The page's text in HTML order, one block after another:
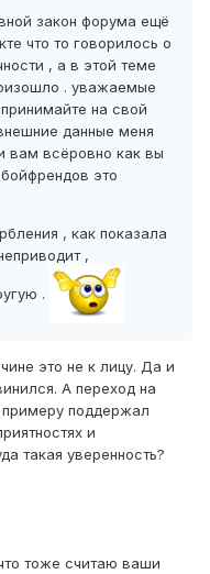
закон форума ещё
что то говорилось о
, а в этой теме
. уважаемые
на свой
данные меня
вам всёровно как вы
это
, как показала
,
.
это не к лицу. Да и
А переход на
поддержал
и
такая уверенность?
тоже считаю ваши